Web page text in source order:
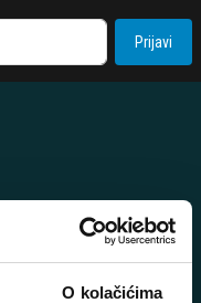
O kolačićima
Prijavi